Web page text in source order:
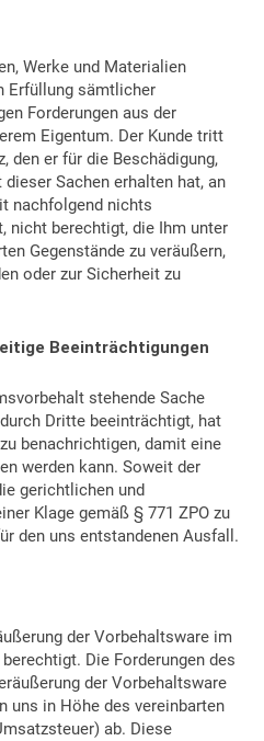
Werke und Materialien
Erfüllung sämtlicher
Forderungen aus der
Eigentum. Der Kunde tritt
den er für die Beschädigung,
Sachen erhalten hat, an
nachfolgend nichts
nicht berechtigt, die Ihm unter
Gegenstände zu veräußern,
oder zur Sicherheit zu
Beeinträchtigungen
stehende Sache
Dritte beeinträchtigt, hat
benachrichtigen, damit eine
werden kann. Soweit der
gerichtlichen und
Klage gemäß § 771 ZPO zu
den uns entstandenen Ausfall.
der Vorbehaltsware im
Die Forderungen des
der Vorbehaltsware
uns in Höhe des vereinbarten
ab. Diese